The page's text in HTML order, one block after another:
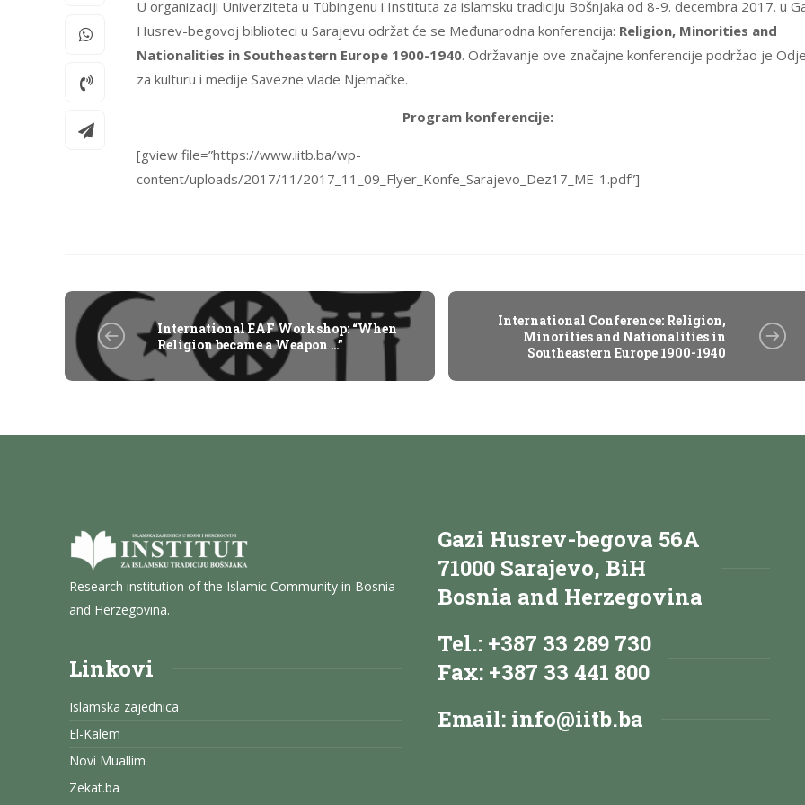
U organizaciji Univerziteta u Tübingenu i Instituta za islamsku tradiciju Bošnjaka od 8-9. decembra 2017. u
Husrev-begovoj biblioteci u Sarajevu održat će se Međunarodna konferencija: Religion, Minorities and
Nationalities in Southeastern Europe 1900-1940. Održavanje ove značajne konferencije podržao je
za kulturu i medije Savezne vlade Njemačke.
Program konferencije:
[gview file=”https://www.iitb.ba/wp-
content/uploads/2017/11/2017_11_09_Flyer_Konfe_Sarajevo_Dez17_ME-1.pdf”]
International EAF Workshop: “When
Religion became a Weapon …”
International Conference: Religion,
Minorities and Nationalities in
Southeastern Europe 1900-1940
Research institution of the Islamic Community in Bosnia
and Herzegovina.
Linkovi
Islamska zajednica
El-Kalem
Novi Muallim
Zekat.ba
Gazi Husrev-begova 56A
71000 Sarajevo, BiH
Bosnia and Herzegovina
Tel.: +387 33 289 730
Fax: +387 33 441 800
Email: info@iitb.ba